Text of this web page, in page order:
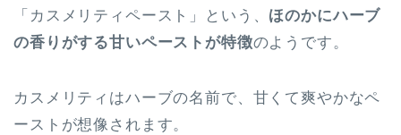
「カスメリティペースト」という、 ほのかにハーブ
の香りがする甘いペーストが特徴のようです。
カスメリティはハーブの名前で、甘くて爽やかなペ
ーストが想像されます。